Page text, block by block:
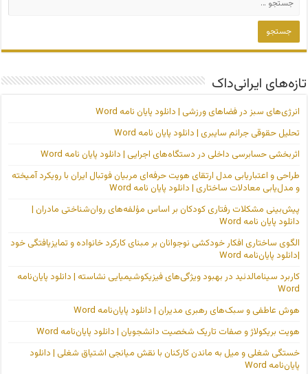
تازه‌های ایرانی‌داک
انرژی‌های سبز در فضاهای ورزشی | دانلود پایان نامه Word
تحلیل حقوقی جرائم سایبری | دانلود پایان نامه Word
اثربخشی حسابرسی داخلی در دستگاه‌های اجرایی | دانلود پایان نامه Word
طراحی و اعتباریابی مدل ارتقای هویت حرفه‌ای مربیان فوتبال ایران با رویکرد آمیخته
و مدل‌یابی معادلات ساختاری | دانلود پایان نامه Word
پیش‌بینی مشکلات رفتاری کودکان بر اساس مؤلفه‌های روان‌شناختی مادران |
دانلود پایان نامه Word
الگوی ساختاری افکار خودکشی نوجوانان بر مبنای کارکرد خانواده و تمایزیافتگی خود
|دانلود پایان‌نامه Word
کاربرد سینامالدئید در بهبود ویژگی‌های فیزیکوشیمیایی نشاسته | دانلود پایان‌نامه
Word
هوش عاطفی و سبک‌های رهبری مدیران | دانلود پایان‌نامه Word
هویت بریکولاژ و صفات تاریک شخصیت دانشجویان | دانلود پایان‌نامه Word
خستگی شغلی و میل به ماندن کارکنان با نقش میانجی اشتیاق شغلی | دانلود
پایان‌نامه Word